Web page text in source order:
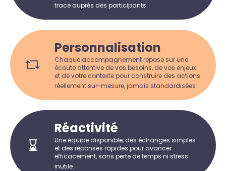
trace auprès des participants.
Personnalisation
Chaque accompagnement repose sur une
écoute attentive de vos besoins, de vos enjeux
et de votre contexte pour construire des actions
réellement sur-mesure, jamais standardisées .
Réactivité
Une équipe disponible, des échanges simples
et des réponses rapides pour avancer
efficacement, sans perte de temps ni stress
inutile.